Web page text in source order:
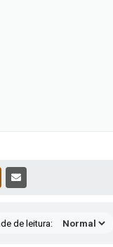
OUTRAS MÍDIAS
de leitura: